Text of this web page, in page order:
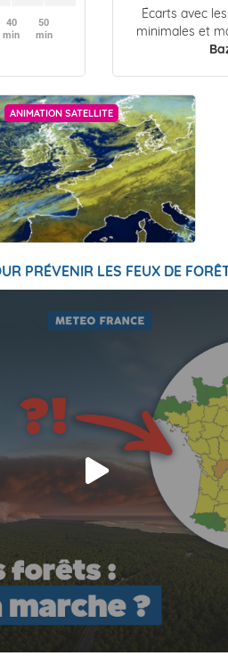
40
min
50
min
Écarts avec
minimales et
ANIMATION SATELLITE
PRÉVENIR LES FEUX DE